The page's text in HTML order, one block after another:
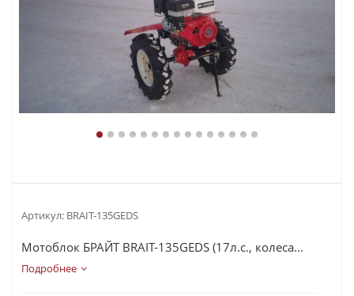
Артикул: BRAIT-135GEDS
Мотоблок БРАЙТ BRAIT-135GEDS (17л.с., колеса...
Подробнее